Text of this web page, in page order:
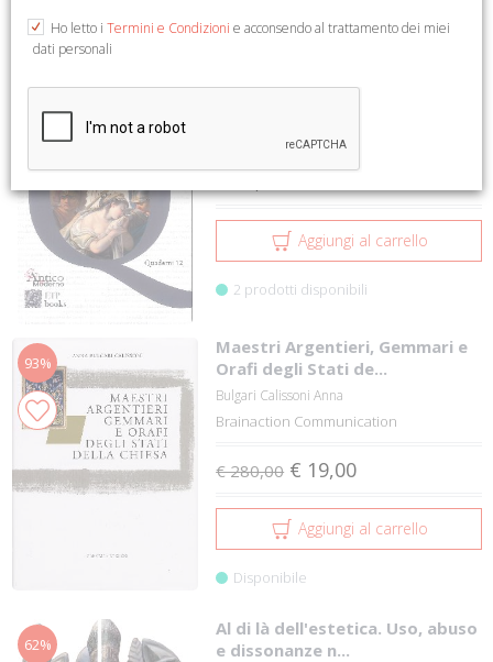
Aggiungi al carrello
2 prodotti disponibili
93%
Maestri Argentieri, Gemmari e
Orafi degli Stati de...
Bulgari Calissoni Anna
Brainaction Communication
€ 280,00 € 19,00
Aggiungi al carrello
Disponibile
62%
Al di là dell'estetica. Uso, abuso
e dissonanze n...
Ho letto i Termini e Condizioni e acconsendo al trattamento dei miei
dati personali